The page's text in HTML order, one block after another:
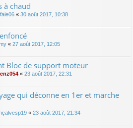
à chaud
« 30 août 2017, 10:38
« 27 août 2017, 12:05
Bloc de support moteur
« 23 août 2017, 22:31
qui déconne en 1er et marche
« 23 août 2017, 21:34